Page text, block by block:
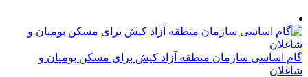
گام اساسی سازمان منطقه آزاد کیش برای مسکن بومیان و
شاغلان